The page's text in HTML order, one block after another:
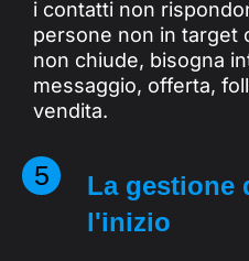
i contatti non
persone non in target
non chiude, bisogna
messaggio, offerta,
vendita.
5
La gestione
l'inizio